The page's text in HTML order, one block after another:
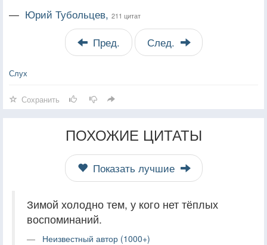
— Юрий Тубольцев, 211 цитат
Пред. След.
Слух
Сохранить
ПОХОЖИЕ ЦИТАТЫ
Показать лучшие
Зимой холодно тем, у кого нет тёплых
воспоминаний.
Неизвестный автор (1000+)